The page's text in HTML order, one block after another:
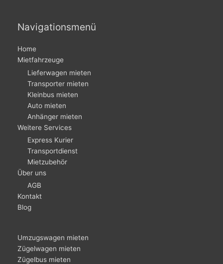
Navigationsmenü
Home
Mietfahrzeuge
Lieferwagen mieten
Transporter mieten
Kleinbus mieten
Auto mieten
Anhänger mieten
Weitere Services
Express Kurier
Transportdienst
Mietzubehör
Über uns
AGB
Kontakt
Blog
Umzugswagen mieten
Zügelwagen mieten
Zügelbus mieten